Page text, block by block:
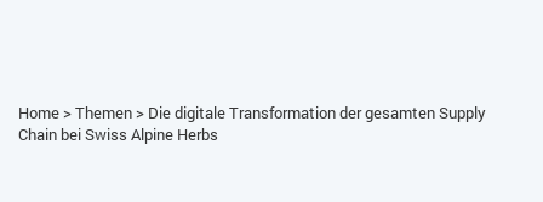
Home>Themen> Die digitale Transformation der gesamten Supply
Chain bei Swiss Alpine Herbs